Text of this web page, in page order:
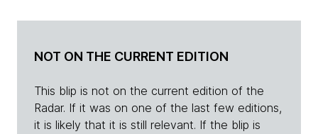
NOT ON THE CURRENT EDITION
This blip is not on the current edition of the
Radar. If it was on one of the last few editions,
it is likely that it is still relevant. If the blip is